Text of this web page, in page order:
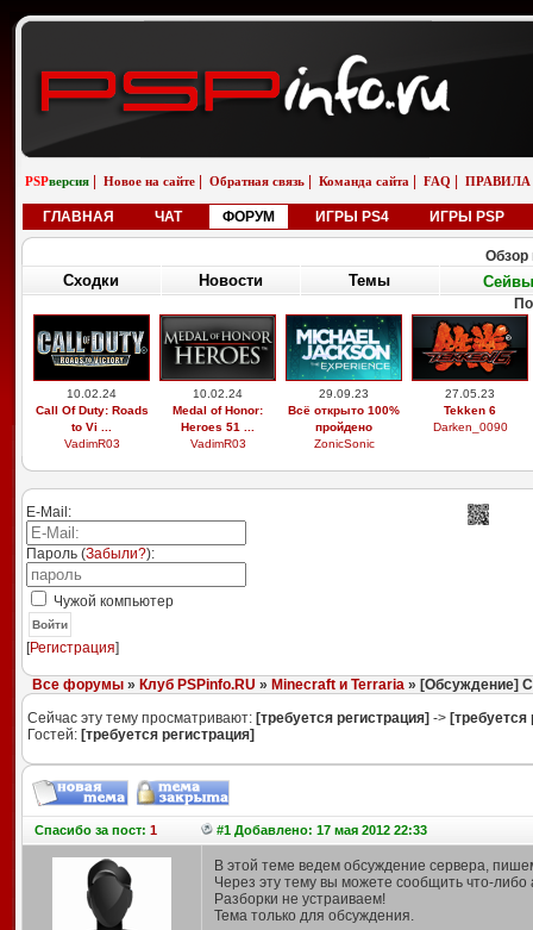
PSPверсия Новое на сайте Обратная связь Команда сайта FAQ ПРАВИЛА
ГЛАВНАЯ ЧАТ ФОРУМ ИГРЫ PS4 ИГРЫ PSP
Обзор
Сходки Новости Темы Сейвы
10.02.24
Call Of Duty: Roads
to Vi ...
VadimR03
10.02.24
Medal of Honor:
Heroes 51 ...
VadimR03
29.09.23
Всё открыто 100%
пройдено
ZonicSonic
27.05.23
Tekken 6
Darken_0090
E-Mail:
Пароль (Забыли?):
Чужой компьютер
Войти
[Регистрация]
Все форумы» Клуб PSPinfo.RU » Minecraft и Terraria» [Обсуждение]
Сейчас эту тему просматривают: [требуется регистрация] -> [требуется
Гостей: [требуется регистрация]
Спасибоза пост: 1 #1 Добавлено: 17 мая 2012 22:33
В этой теме ведем обсуждение сервера,
Через эту тему вы можете сообщить что-либо
Разборки не устраиваем!
Тема только для обсуждения.